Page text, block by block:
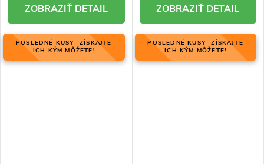
DETAIL DETAIL
POSLEDNÉ KUSY- ZÍSKAJTE
ICH KÝM MÔŽETE!
POSLEDNÉ KUSY- ZÍSKAJTE
ICH KÝM MÔŽETE!